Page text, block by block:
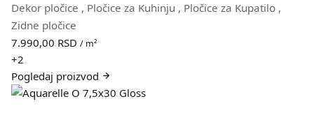
Dekor pločice , Pločice za Kuhinju , Pločice za Kupatilo ,
Zidne pločice
7.990,00 RSD / m²
+2
Pogledaj proizvod